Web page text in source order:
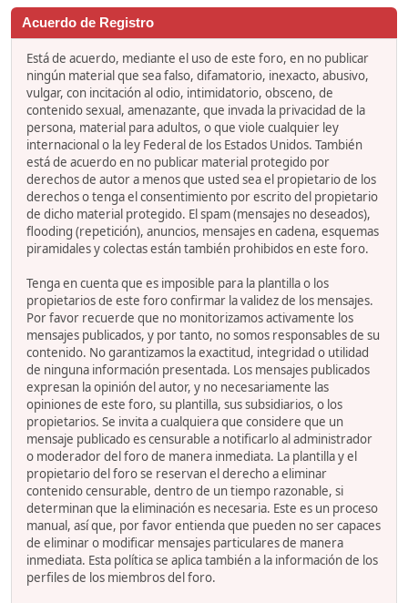
Acuerdo de Registro
Está de acuerdo, mediante el uso de este foro, en no publicar
ningún material que sea falso, difamatorio, inexacto, abusivo,
vulgar, con incitación al odio, intimidatorio, obsceno, de
contenido sexual, amenazante, que invada la privacidad de la
persona, material para adultos, o que viole cualquier ley
internacional o la ley Federal de los Estados Unidos. También
está de acuerdo en no publicar material protegido por
derechos de autor a menos que usted sea el propietario de los
derechos o tenga el consentimiento por escrito del propietario
de dicho material protegido. El spam (mensajes no deseados),
flooding (repetición), anuncios, mensajes en cadena, esquemas
piramidales y colectas están también prohibidos en este foro.
Tenga en cuenta que es imposible para la plantilla o los
propietarios de este foro confirmar la validez de los mensajes.
Por favor recuerde que no monitorizamos activamente los
mensajes publicados, y por tanto, no somos responsables de su
contenido. No garantizamos la exactitud, integridad o utilidad
de ninguna información presentada. Los mensajes publicados
expresan la opinión del autor, y no necesariamente las
opiniones de este foro, su plantilla, sus subsidiarios, o los
propietarios. Se invita a cualquiera que considere que un
mensaje publicado es censurable a notificarlo al administrador
o moderador del foro de manera inmediata. La plantilla y el
propietario del foro se reservan el derecho a eliminar
contenido censurable, dentro de un tiempo razonable, si
determinan que la eliminación es necesaria. Este es un proceso
manual, así que, por favor entienda que pueden no ser capaces
de eliminar o modificar mensajes particulares de manera
inmediata. Esta política se aplica también a la información de los
perfiles de los miembros del foro.